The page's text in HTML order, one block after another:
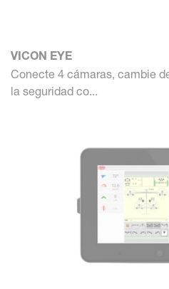
VICON EYE
Conecte 4 cámaras, cambie
la seguridad co...